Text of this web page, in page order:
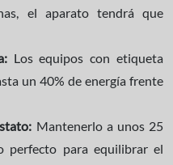
el aparato tendrá que
Los equipos con etiqueta
un 40% de energía frente
Mantenerlo a unos 25
perfecto para equilibrar el